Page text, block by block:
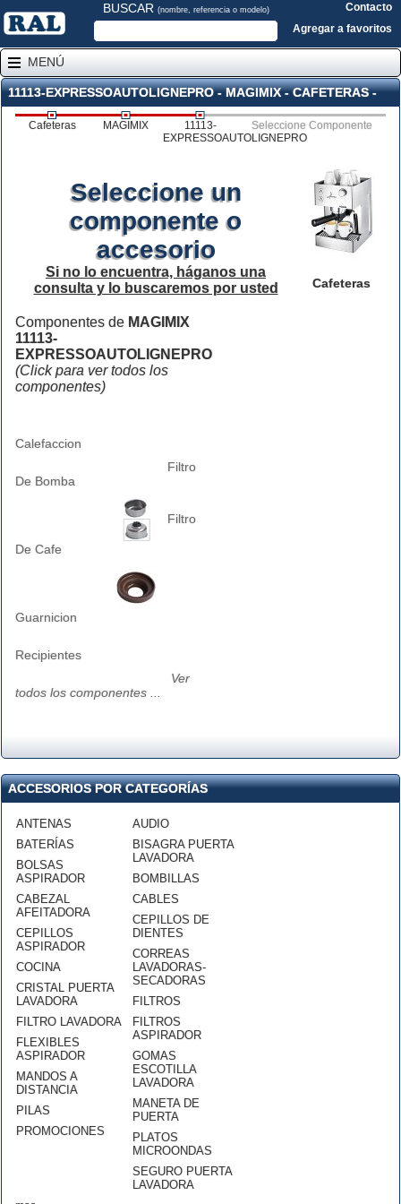
BUSCAR (nombre, referencia o modelo)
Contacto
Agregar a favoritos
MENÚ
11113-EXPRESSOAUTOLIGNEPRO - MAGIMIX - CAFETERAS -
Cafeteras MAGIMIX
11113-
EXPRESSOAUTOLIGNEPRO
Seleccione Componente
Cafeteras
Seleccione un
componente o
accesorio
Si no lo encuentra, háganos una
consulta y lo buscaremos por usted
Componentes de MAGIMIX
11113-
EXPRESSOAUTOLIGNEPRO
(Click para ver todos los
componentes)
Calefaccion
Filtro
De Bomba
Filtro
De Cafe
Guarnicion
Recipientes
Ver
todos los componentes ...
ACCESORIOS POR CATEGORÍAS
ANTENAS
BATERÍAS
BOLSAS
ASPIRADOR
CABEZAL
AFEITADORA
CEPILLOS
ASPIRADOR
COCINA
CRISTAL PUERTA
LAVADORA
FILTRO LAVADORA
FLEXIBLES
ASPIRADOR
MANDOS A
DISTANCIA
PILAS
PROMOCIONES
AUDIO
BISAGRA PUERTA
LAVADORA
BOMBILLAS
CABLES
CEPILLOS DE
DIENTES
CORREAS
LAVADORAS-
SECADORAS
FILTROS
FILTROS
ASPIRADOR
GOMAS
ESCOTILLA
LAVADORA
MANETA DE
PUERTA
PLATOS
MICROONDAS
SEGURO PUERTA
LAVADORA